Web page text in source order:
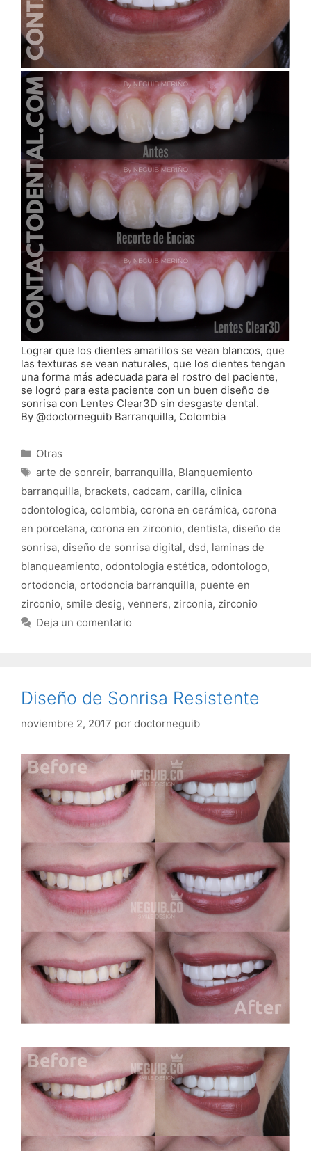
Lograr que los dientes amarillos se vean blancos, que
las texturas se vean naturales, que los dientes tengan
una forma más adecuada para el rostro del paciente,
se logró para esta paciente con un buen diseño de
sonrisa con Lentes Clear3D sin desgaste dental.
By @doctorneguib Barranquilla, Colombia
Categorías
Otras
Etiquetas
arte de sonreir, barranquilla, Blanquemiento
barranquilla, brackets, cadcam, carilla, clinica
odontologica, colombia, corona en cerámica, corona
en porcelana, corona en zirconio, dentista, diseño de
sonrisa, diseño de sonrisa digital, dsd, laminas de
blanqueamiento, odontologia estética, odontologo,
ortodoncia, ortodoncia barranquilla, puente en
zirconio, smile desig, venners, zirconia, zirconio
Deja un comentario
Diseño de Sonrisa Resistente
noviembre 2, 2017 por doctorneguib